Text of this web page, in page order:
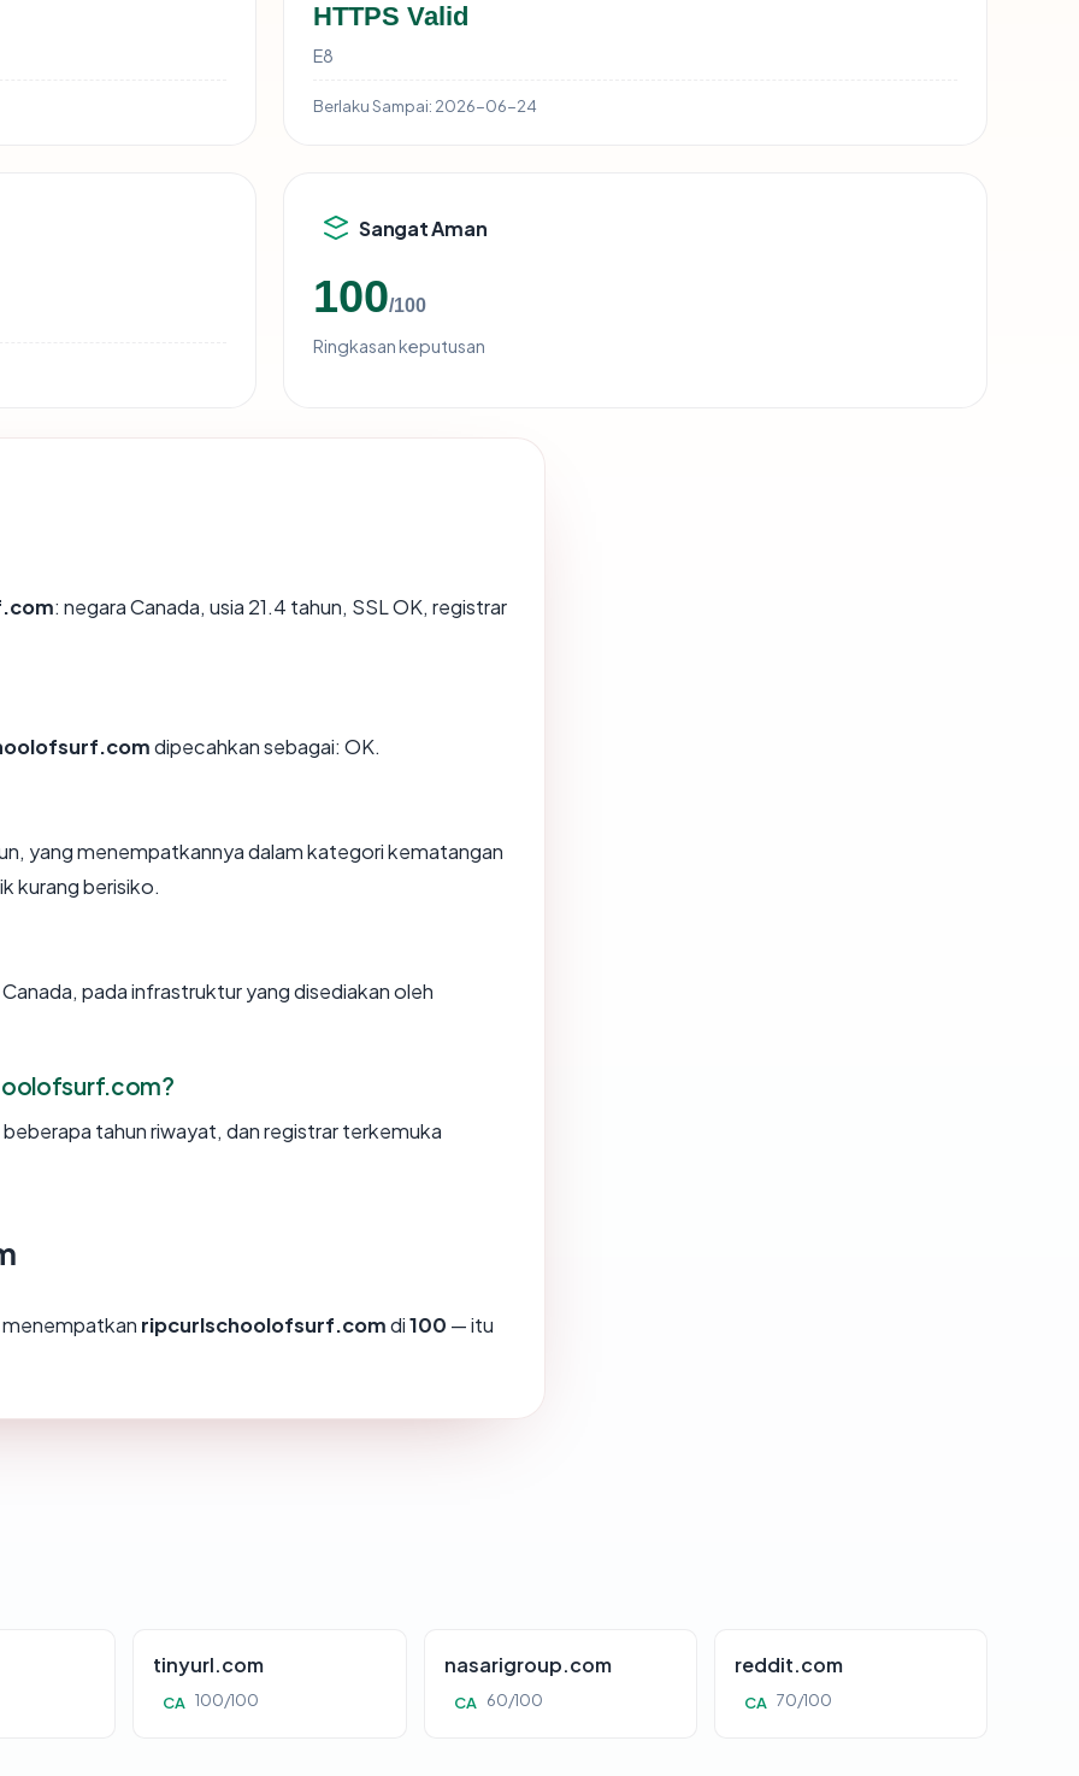
HTTPS Valid
E8
Berlaku Sampai: 2026-06-24
Sangat Aman
100/100
Ringkasan keputusan
: negara Canada, usia 21.4 tahun, SSL OK, registrar
dipecahkan sebagai: OK.
yang menempatkannya dalam kategori kematangan
kurang berisiko.
pada infrastruktur yang disediakan oleh
tahun riwayat, dan registrar terkemuka
ripcurlschoolofsurf.comdi100 — itu
tinyurl.com
CA 100/100
nasarigroup.com
CA 60/100
reddit.com
CA 70/100